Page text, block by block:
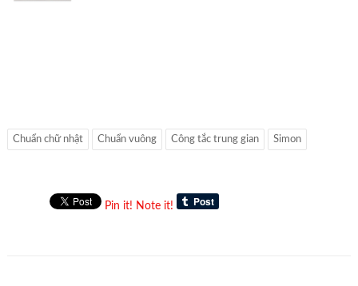
Chuẩn chữ nhật Chuẩn vuông Công tắc trung gian Simon
Pin it! Note it!